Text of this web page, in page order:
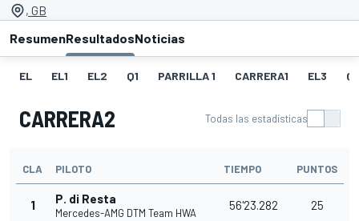
, GB
ResumenResultadosNoticias
EL EL1 EL2 Q1 PARRILLA 1 CARRERA1 EL3
CARRERA2 Todas las estadísticas
CLA PILOTO TIEMPO PUNTOS
1 P. di Resta
Mercedes-AMG DTM Team HWA
56'23.282 25